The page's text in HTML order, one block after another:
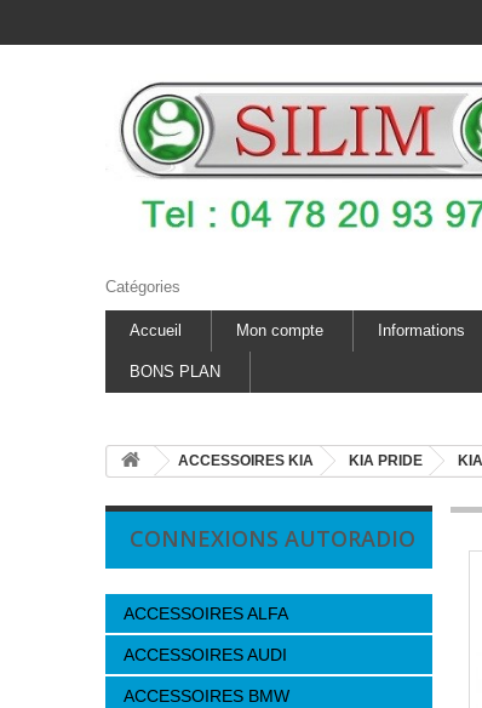
Catégories
Accueil Mon compte Informations
BONS PLAN
ACCESSOIRES KIA KIA PRIDE
CONNEXIONS AUTORADIO
ACCESSOIRES ALFA
ACCESSOIRES AUDI
ACCESSOIRES BMW